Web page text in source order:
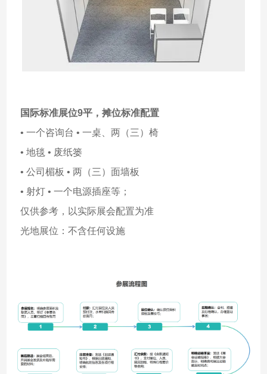
国际标准展位9平，摊位标准配置
• 一个咨询台 • 一桌、两（三）椅
• 地毯 • 废纸篓
• 公司楣板 • 两（三）面墙板
• 射灯 • 一个电源插座等；
仅供参考，以实际展会配置为准
光地展位：不含任何设施